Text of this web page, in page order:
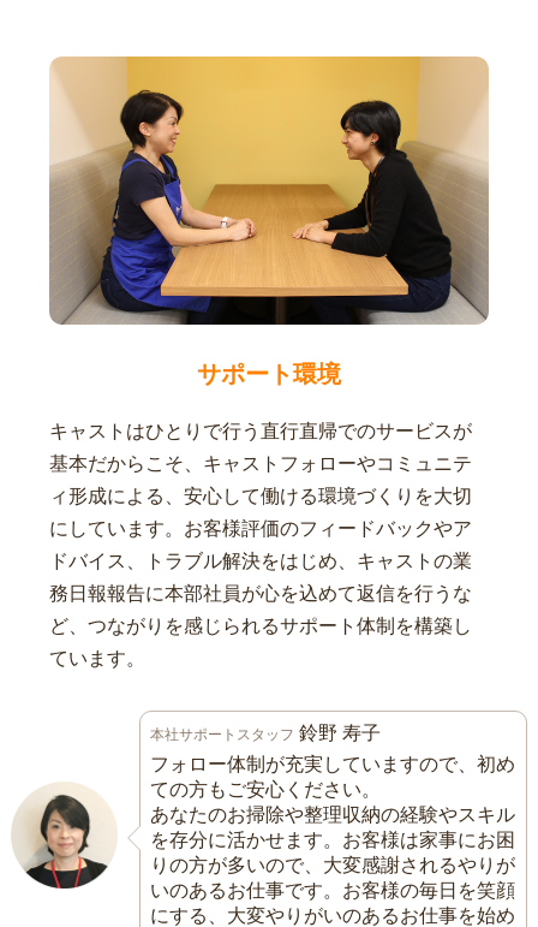
サポート環境
キャストはひとりで行う直行直帰でのサービスが
基本だからこそ、キャストフォローやコミュニテ
ィ形成による、安心して働ける環境づくりを大切
にしています。お客様評価のフィードバックやア
ドバイス、トラブル解決をはじめ、キャストの業
務日報報告に本部社員が心を込めて返信を行うな
ど、つながりを感じられるサポート体制を構築し
ています。
本社サポートスタッフ 鈴野 寿子
フォロー体制が充実していますので、初め
ての方もご安心ください。
あなたのお掃除や整理収納の経験やスキル
を存分に活かせます。お客様は家事にお困
りの方が多いので、大変感謝されるやりが
いのあるお仕事です。お客様の毎日を笑顔
にする、大変やりがいのあるお仕事を始め